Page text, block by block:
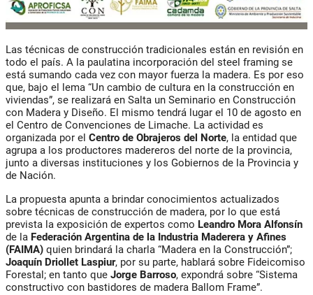
Las técnicas de construcción tradicionales están en revisión en
todo el país. A la paulatina incorporación del steel framing se
está sumando cada vez con mayor fuerza la madera. Es por eso
que, bajo el lema “Un cambio de cultura en la construcción en
viviendas”, se realizará en Salta un Seminario en Construcción
con Madera y Diseño. El mismo tendrá lugar el 10 de agosto en
el Centro de Convenciones de Limache. La actividad es
organizada por el Centro de Obrajeros del Norte, la entidad que
agrupa a los productores madereros del norte de la provincia,
junto a diversas instituciones y los Gobiernos de la Provincia y
de Nación.
La propuesta apunta a brindar conocimientos actualizados
sobre técnicas de construcción de madera, por lo que está
prevista la exposición de expertos como Leandro Mora Alfonsín
de la Federación Argentina de la Industria Maderera y Afines
(FAIMA) quien brindará la charla “Madera en la Construcción”;
Joaquín Driollet Laspiur, por su parte, hablará sobre Fideicomiso
Forestal; en tanto que Jorge Barroso, expondrá sobre “Sistema
constructivo con bastidores de madera Ballom Frame”.